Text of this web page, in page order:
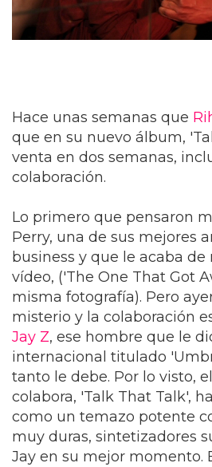
Hace unas semanas que
que en su nuevo álbum,
venta en dos semanas,
colaboración.
Lo primero que pensaron
Perry, una de sus mejores
business y que le acaba de
vídeo, ('The One That Got
misma fotografía). Pero
misterio y la colaboración
Jay Z, ese hombre que le
internacional titulado
tanto le debe. Por lo visto,
colabora, 'Talk That Talk',
como un temazo potente
muy duras, sintetizadores
Jay en su mejor momento.